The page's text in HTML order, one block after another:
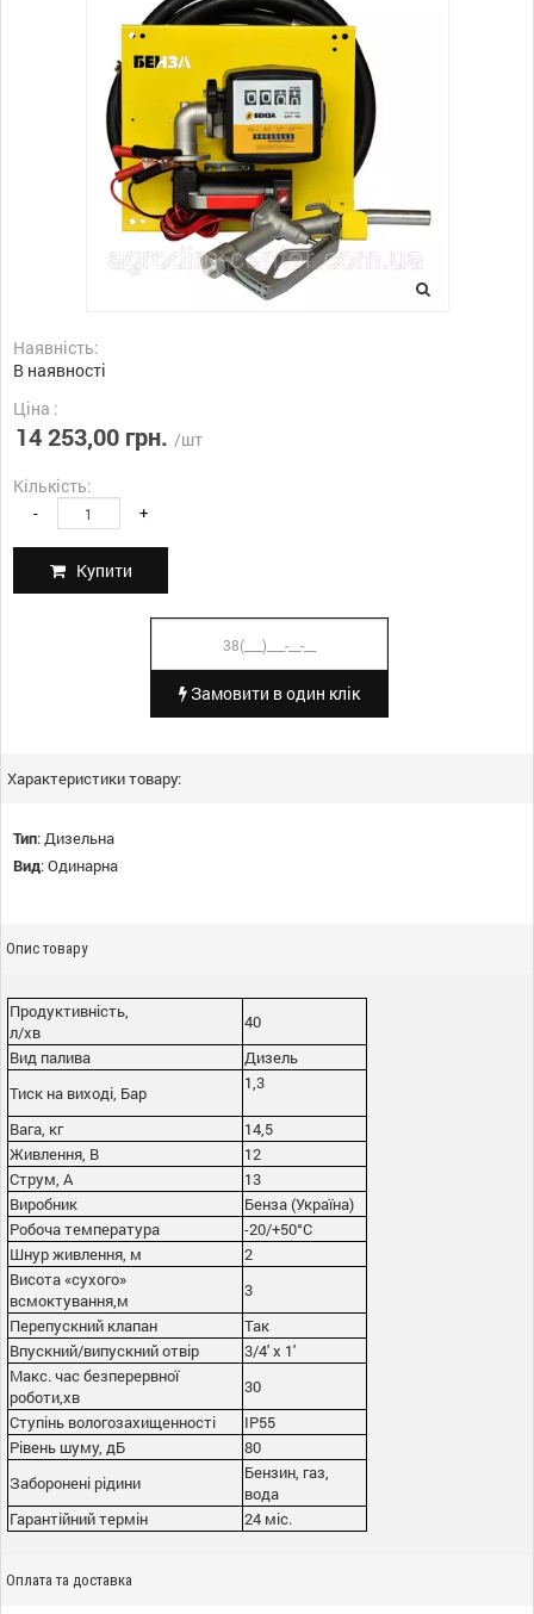
Наявність:
В наявності
Ціна :
14 253,00 грн. /шт
Кількість:
- +
Купити
Замовити в один клік
Характеристики товару:
Тип:Дизельна
Вид:Одинарна
Опис товару
Продуктивність,
л/хв
40
Вид палива
Дизель
Тиск на виході, Бар
1,3
Вага, кг
14,5
Живлення, В
12
Струм, А
13
Виробник
Бенза (Україна)
Робоча температура
-20/+50°С
Шнур живлення, м
2
Висота «сухого»
всмоктування,м
3
Перепускний клапан
Так
Впускний/випускний отвір
3/4' x 1'
Макс. час безперервної
роботи,хв
30
Ступінь вологозахищенності
IP55
Рівень шуму, дБ
80
Заборонені рідини
Бензин, газ,
вода
Гарантійний термін
24 міс.
Оплата та доставка